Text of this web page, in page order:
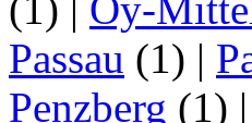
Passau (1) |
Penzberg (1) |